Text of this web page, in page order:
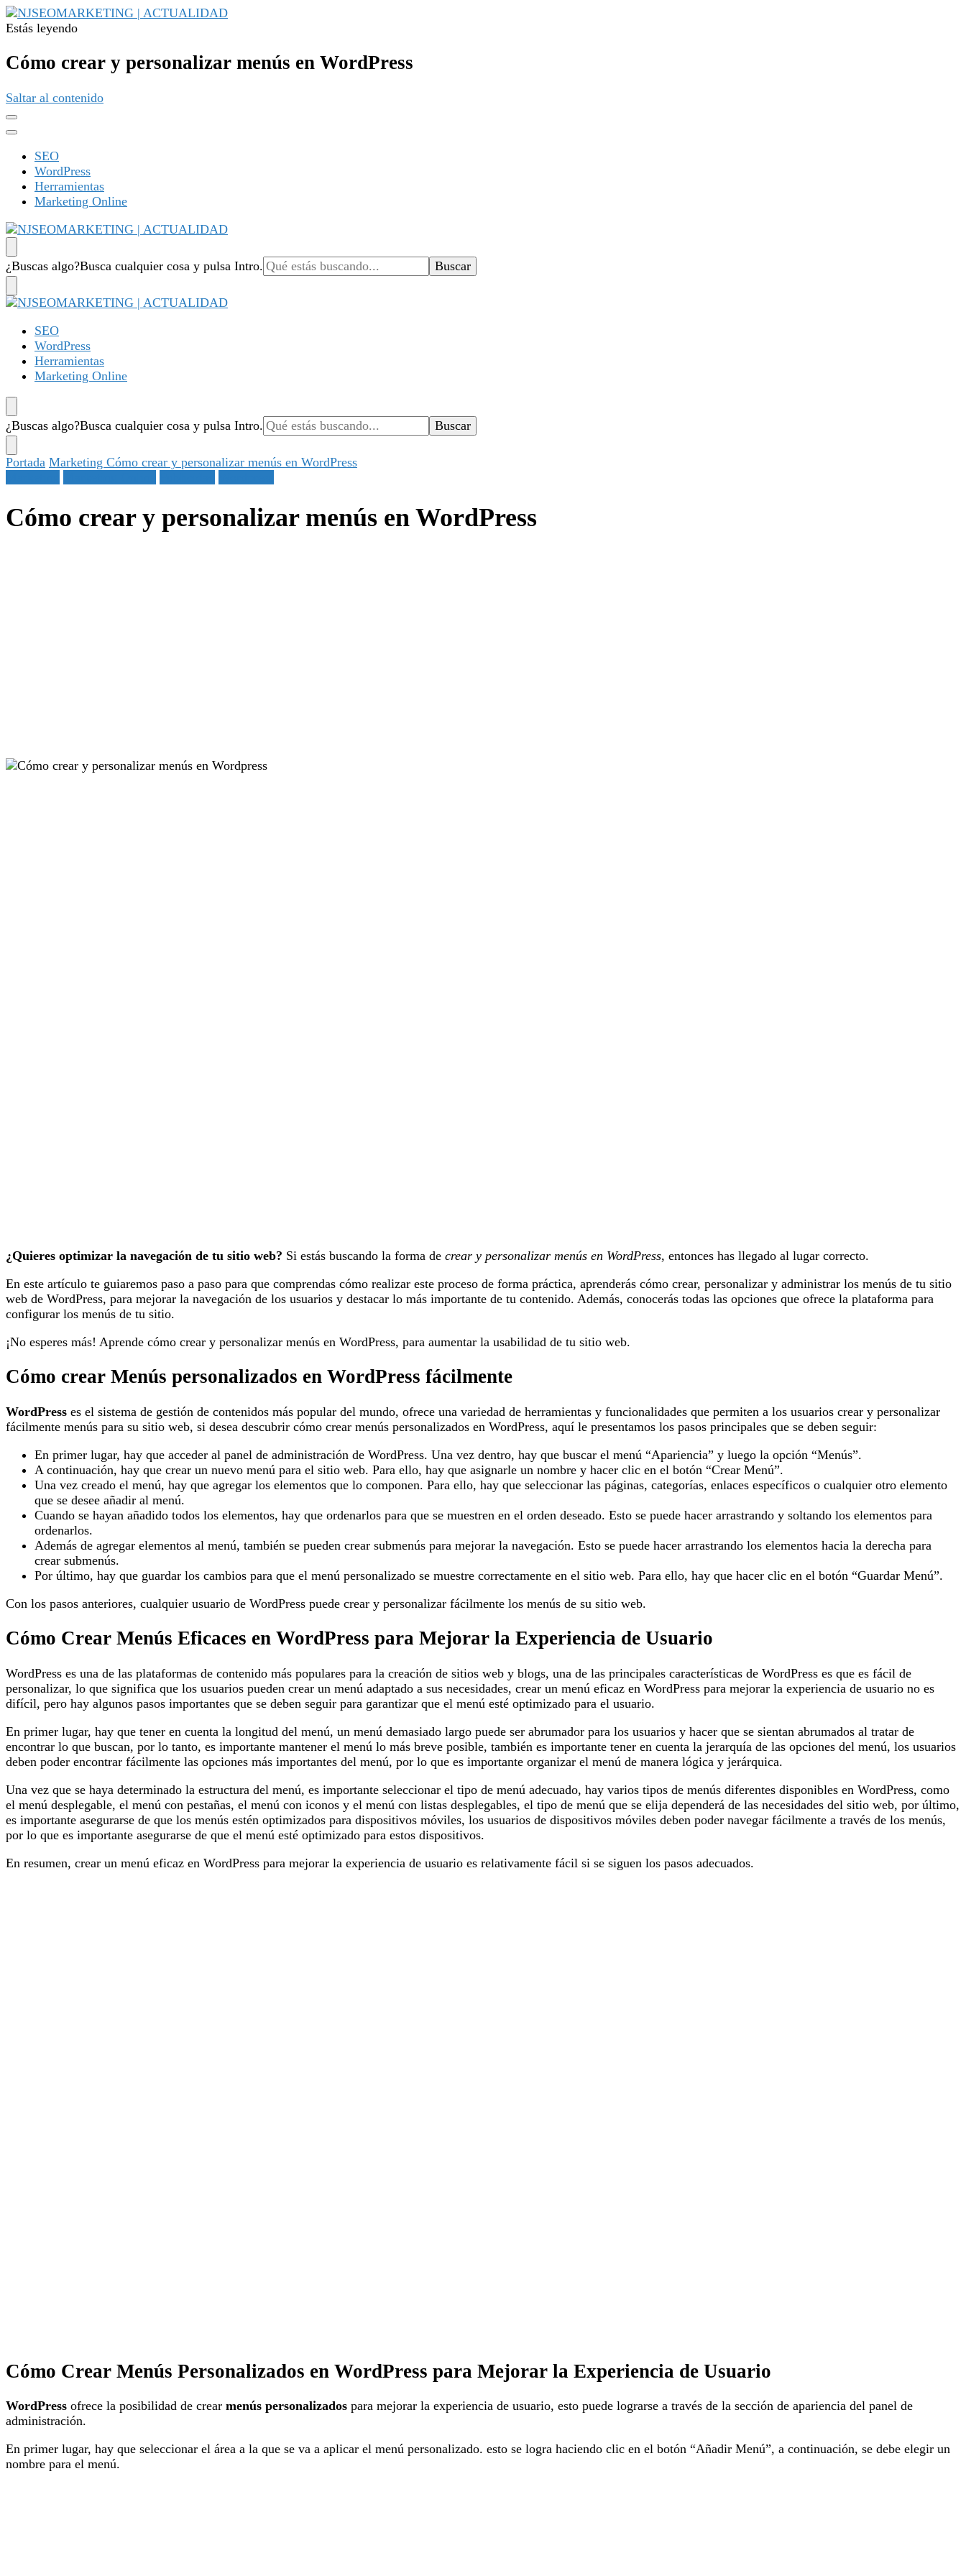
Estás leyendo
Cómo crear y personalizar menús en WordPress
Saltar al contenido
SEO
WordPress
Herramientas
Marketing Online
NJSEOMARKETING | ACTUALIDAD
Tu web de tecnología, SEO, Marketing, desarrollo personal, desarrollo web, app, y lo que no te imaginas…
¿Buscas algo?Busca cualquier cosa y pulsa Intro.
NJSEOMARKETING | ACTUALIDAD
Tu web de tecnología, SEO, Marketing, desarrollo personal, desarrollo web, app, y lo que no te imaginas…
SEO
WordPress
Herramientas
Marketing Online
¿Buscas algo?Busca cualquier cosa y pulsa Intro.
Portada Marketing Cómo crear y personalizar menús en WordPress
Cómo crear y personalizar menús en WordPress
¿Quieres optimizar la navegación de tu sitio web? Si estás buscando la forma de crear y personalizar menús en WordPress, entonces has llegado al lugar correcto.
En este artículo te guiaremos paso a paso para que comprendas cómo realizar este proceso de forma práctica, aprenderás cómo crear, personalizar y administrar los menús de tu sitio
web de WordPress, para mejorar la navegación de los usuarios y destacar lo más importante de tu contenido. Además, conocerás todas las opciones que ofrece la plataforma para
configurar los menús de tu sitio.
¡No esperes más! Aprende cómo crear y personalizar menús en WordPress, para aumentar la usabilidad de tu sitio web.
Cómo crear Menús personalizados en WordPress fácilmente
WordPress es el sistema de gestión de contenidos más popular del mundo, ofrece una variedad de herramientas y funcionalidades que permiten a los usuarios crear y personalizar
fácilmente menús para su sitio web, si desea descubrir cómo crear menús personalizados en WordPress, aquí le presentamos los pasos principales que se deben seguir:
En primer lugar, hay que acceder al panel de administración de WordPress. Una vez dentro, hay que buscar el menú “Apariencia” y luego la opción “Menús”.
A continuación, hay que crear un nuevo menú para el sitio web. Para ello, hay que asignarle un nombre y hacer clic en el botón “Crear Menú”.
Una vez creado el menú, hay que agregar los elementos que lo componen. Para ello, hay que seleccionar las páginas, categorías, enlaces específicos o cualquier otro elemento
que se desee añadir al menú.
Cuando se hayan añadido todos los elementos, hay que ordenarlos para que se muestren en el orden deseado. Esto se puede hacer arrastrando y soltando los elementos para
ordenarlos.
Además de agregar elementos al menú, también se pueden crear submenús para mejorar la navegación. Esto se puede hacer arrastrando los elementos hacia la derecha para
crear submenús.
Por último, hay que guardar los cambios para que el menú personalizado se muestre correctamente en el sitio web. Para ello, hay que hacer clic en el botón “Guardar Menú”.
Con los pasos anteriores, cualquier usuario de WordPress puede crear y personalizar fácilmente los menús de su sitio web.
Cómo Crear Menús Eficaces en WordPress para Mejorar la Experiencia de Usuario
WordPress es una de las plataformas de contenido más populares para la creación de sitios web y blogs, una de las principales características de WordPress es que es fácil de
personalizar, lo que significa que los usuarios pueden crear un menú adaptado a sus necesidades, crear un menú eficaz en WordPress para mejorar la experiencia de usuario no es
difícil, pero hay algunos pasos importantes que se deben seguir para garantizar que el menú esté optimizado para el usuario.
En primer lugar, hay que tener en cuenta la longitud del menú, un menú demasiado largo puede ser abrumador para los usuarios y hacer que se sientan abrumados al tratar de
encontrar lo que buscan, por lo tanto, es importante mantener el menú lo más breve posible, también es importante tener en cuenta la jerarquía de las opciones del menú, los usuarios
deben poder encontrar fácilmente las opciones más importantes del menú, por lo que es importante organizar el menú de manera lógica y jerárquica.
Una vez que se haya determinado la estructura del menú, es importante seleccionar el tipo de menú adecuado, hay varios tipos de menús diferentes disponibles en WordPress, como
el menú desplegable, el menú con pestañas, el menú con iconos y el menú con listas desplegables, el tipo de menú que se elija dependerá de las necesidades del sitio web, por último,
es importante asegurarse de que los menús estén optimizados para dispositivos móviles, los usuarios de dispositivos móviles deben poder navegar fácilmente a través de los menús,
por lo que es importante asegurarse de que el menú esté optimizado para estos dispositivos.
En resumen, crear un menú eficaz en WordPress para mejorar la experiencia de usuario es relativamente fácil si se siguen los pasos adecuados.
Cómo Crear Menús Personalizados en WordPress para Mejorar la Experiencia de Usuario
WordPress ofrece la posibilidad de crear menús personalizados para mejorar la experiencia de usuario, esto puede lograrse a través de la sección de apariencia del panel de
administración.
En primer lugar, hay que seleccionar el área a la que se va a aplicar el menú personalizado. esto se logra haciendo clic en el botón “Añadir Menú”, a continuación, se debe elegir un
nombre para el menú.